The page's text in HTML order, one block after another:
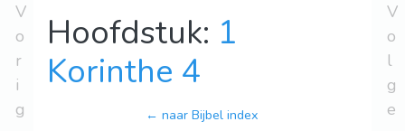
V
o
r
i
g
Hoofdstuk: 1
Korinthe 4
← naar Bijbel index
V
o
l
g
e